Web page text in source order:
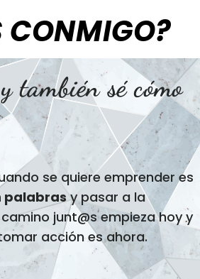
CONMIGO?
también sé cómo
se quiere emprender es
palabrasy pasar a la
junt@s empieza hoy y
acción es ahora.